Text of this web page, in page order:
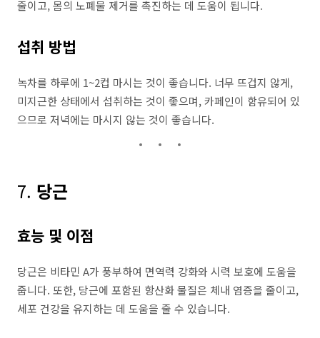
줄이고, 몸의 노폐물 제거를 촉진하는 데 도움이 됩니다.
섭취 방법
녹차를 하루에 1~2컵 마시는 것이 좋습니다. 너무 뜨겁지 않게,
미지근한 상태에서 섭취하는 것이 좋으며, 카페인이 함유되어 있
으므로 저녁에는 마시지 않는 것이 좋습니다.
7. 당근
효능 및 이점
당근은 비타민 A가 풍부하여 면역력 강화와 시력 보호에 도움을
줍니다. 또한, 당근에 포함된 항산화 물질은 체내 염증을 줄이고,
세포 건강을 유지하는 데 도움을 줄 수 있습니다.